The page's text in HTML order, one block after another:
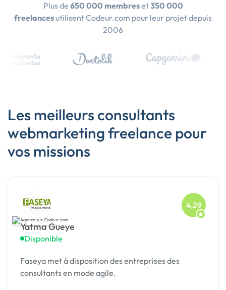
Plus de 650 000 membreset350 000
freelances utilisent Codeur.com pour leur projet depuis
2006
Les meilleurs consultants
webmarketing freelance pour
vos missions
Yatma Gueye
Disponible
4,29
Faseya met à disposition des entreprises des
consultants en mode agile.